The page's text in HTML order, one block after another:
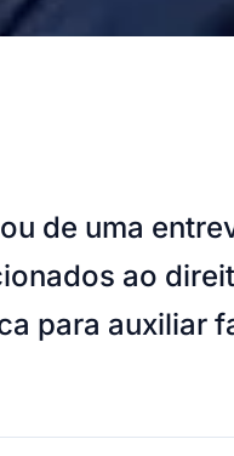
de uma
ao
para auxiliar